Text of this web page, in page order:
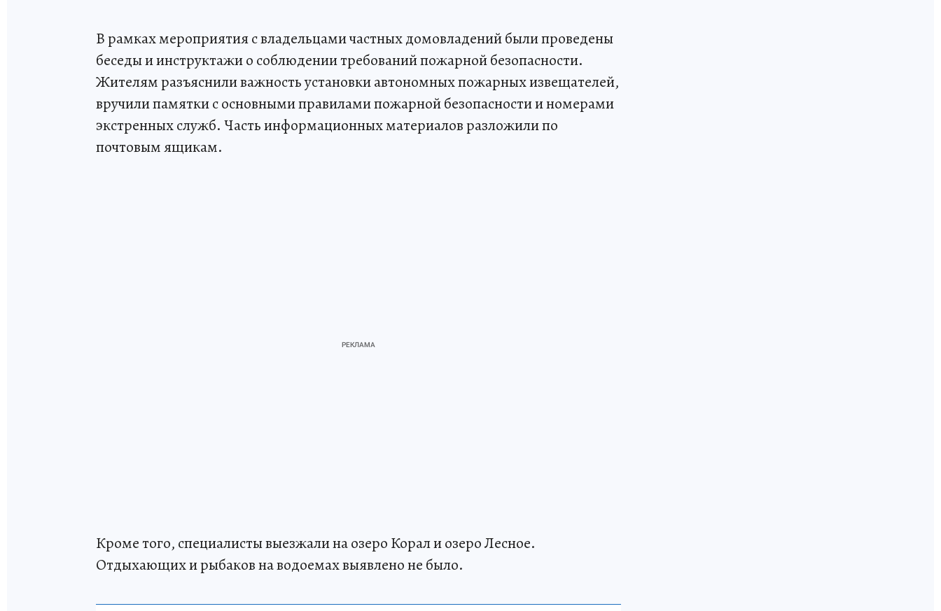
В рамках мероприятия с владельцами частных домовладений были проведены
беседы и инструктажи о соблюдении требований пожарной безопасности.
Жителям разъяснили важность установки автономных пожарных извещателей,
вручили памятки с основными правилами пожарной безопасности и номерами
экстренных служб. Часть информационных материалов разложили по
почтовым ящикам.
Кроме того, специалисты выезжали на озеро Корал и озеро Лесное.
Отдыхающих и рыбаков на водоемах выявлено не было.